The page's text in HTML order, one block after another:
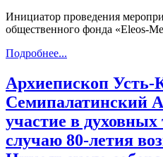
Инициатор проведения
общественного фонда «Eleos-
Подробнее...
Архиепископ Усть-
Семипалатинский
участие в духовных
случаю 80-летия